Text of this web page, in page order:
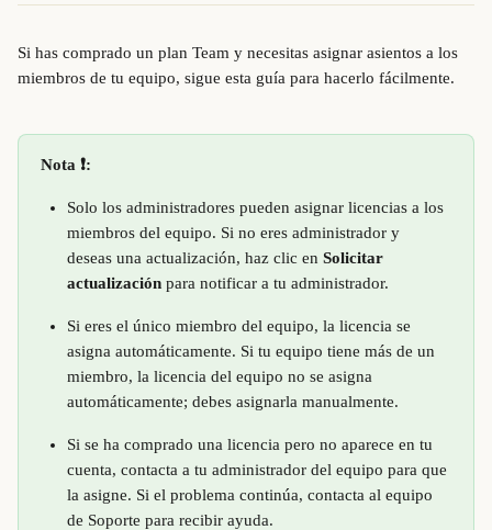
Si has comprado un plan Team y necesitas asignar asientos a los
miembros de tu equipo, sigue esta guía para hacerlo fácilmente.
Nota ❗️:
Solo los administradores pueden asignar licencias a los
miembros del equipo. Si no eres administrador y
deseas una actualización, haz clic en Solicitar
actualización para notificar a tu administrador.
Si eres el único miembro del equipo, la licencia se
asigna automáticamente. Si tu equipo tiene más de un
miembro, la licencia del equipo no se asigna
automáticamente; debes asignarla manualmente.
Si se ha comprado una licencia pero no aparece en tu
cuenta, contacta a tu administrador del equipo para que
la asigne. Si el problema continúa, contacta al equipo
de Soporte para recibir ayuda.